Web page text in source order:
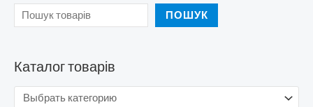
ПОШУК
Каталог товарів